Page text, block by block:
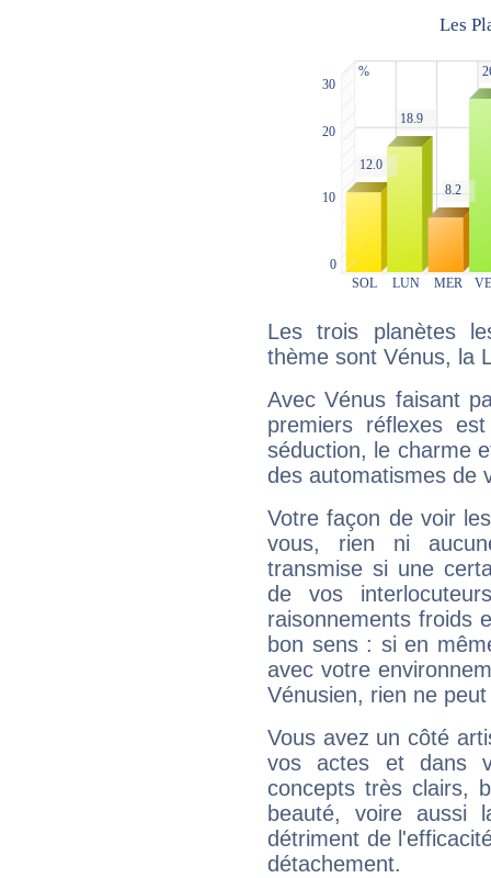
Les trois planètes
thème sont Vénus, la
Avec Vénus faisant
premiers réflexes
séduction, le charme
des automatismes de
Votre façon de voir
vous, rien ni
transmise si une
de vos
raisonnements froids
bon sens : si en
avec votre
Vénusien, rien ne
Vous avez un côté
vos actes et dans
concepts très clairs,
beauté, voire aussi
détriment de
détachement.